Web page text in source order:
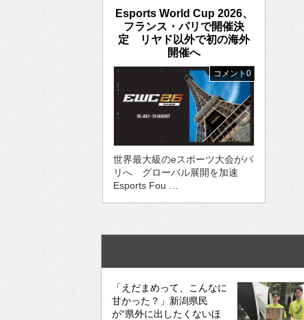
Esports World Cup 2026、
フランス・パリで開催決
定 リヤド以外で初の海外
開催へ
コメント0
世界最大級のeスポーツ大会がパ
リへ グローバル展開を加速
Esports Fou …
「えだまめって、こんなに
甘かった？」新潟県民
が“県外に出したくないほ